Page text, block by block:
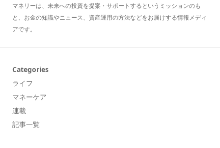
マネリーは、未来への投資を提案・サポートするというミッションのも
と、お金の知識やニュース、資産運用の方法などをお届けする情報メディ
アです。
Categories
ライフ
マネーケア
連載
記事一覧